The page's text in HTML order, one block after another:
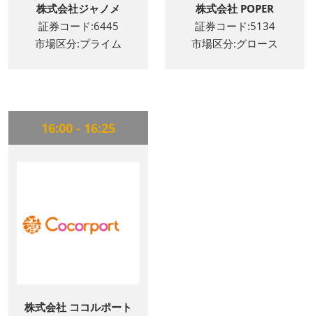
株式会社ジャノメ
証券コード:6445
市場区分:プライム
株式会社 POPER
証券コード:5134
市場区分:グロース
16:00 - 16:25
株式会社 ココルポート